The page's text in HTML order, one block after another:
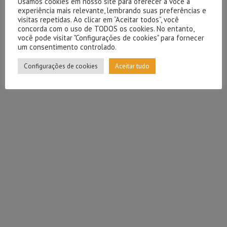
experiência mais relevante, lembrando suas preferências e
visitas repetidas. Ao clicar em “Aceitar todos”, você
concorda com o uso de TODOS os cookies. No entanto,
você pode visitar "Configurações de cookies" para fornecer
um consentimento controlado.
Configurações de cookies Aceitar tudo